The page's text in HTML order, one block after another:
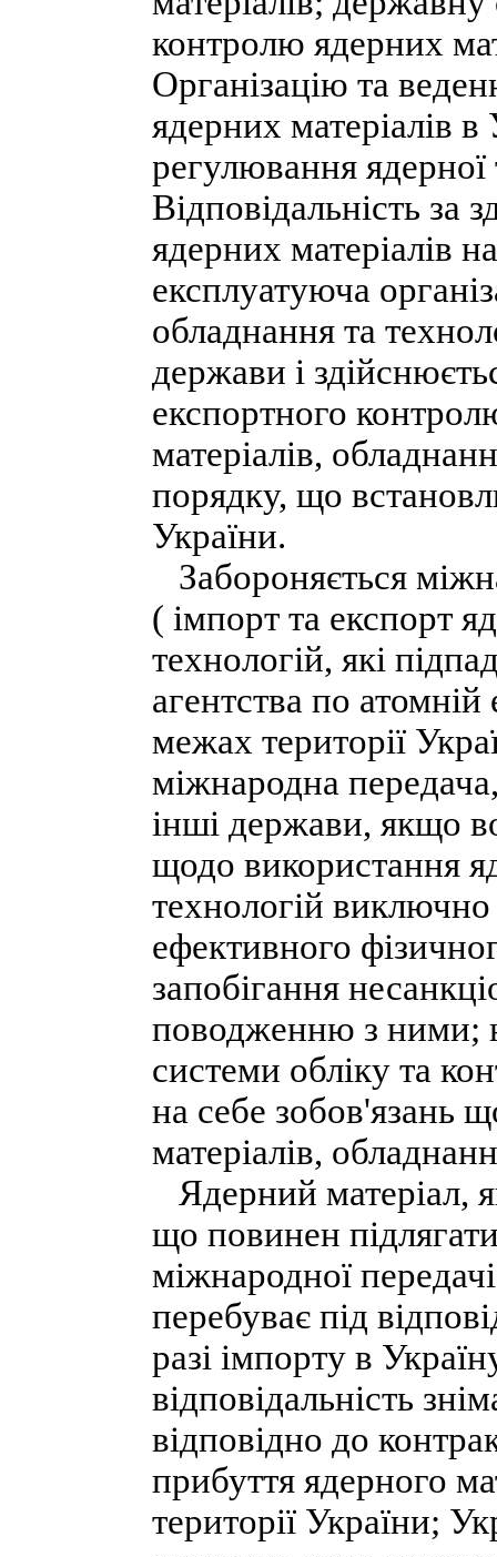
контролю ядерних
Організацію та
ядерних матеріалів
регулювання ядерної
Відповідальність за
ядерних матеріалів
експлуатуюча
обладнання та
держави і
експортного
матеріалів,
порядку, що
України.
Забороняється
( імпорт та експорт
технологій, які
агентства по
межах території
міжнародна
інші держави, якщо
щодо використання
технологій
ефективного
запобігання
поводженню з ними;
системи обліку та
на себе зобов'язань
матеріалів,
Ядерний матеріал,
що повинен
міжнародної
перебуває під
разі імпорту в
відповідальність
відповідно до
прибуття ядерного
території України;